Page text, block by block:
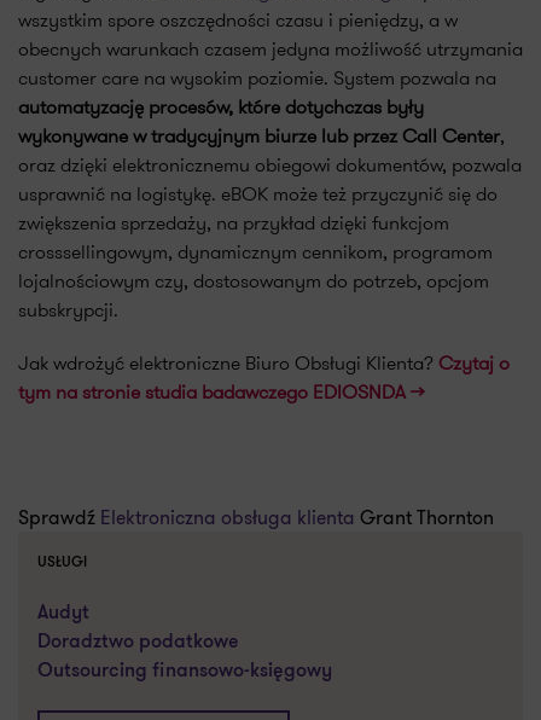
wszystkim spore oszczędności czasu i pieniędzy, a w
obecnych warunkach czasem jedyna możliwość utrzymania
customer care na wysokim poziomie. System pozwala na
automatyzację procesów, które dotychczas były
wykonywane w tradycyjnym biurze lub przez Call Center,
oraz dzięki elektronicznemu obiegowi dokumentów, pozwala
usprawnić na logistykę. eBOK może też przyczynić się do
zwiększenia sprzedaży, na przykład dzięki funkcjom
crosssellingowym, dynamicznym cennikom, programom
lojalnościowym czy, dostosowanym do potrzeb, opcjom
subskrypcji.
Jak wdrożyć elektroniczne Biuro Obsługi Klienta? Czytaj o
tym na stronie studia badawczego EDIOSNDA >>
Sprawdź Elektroniczna obsługa klienta Grant Thornton
USŁUGI
Audyt
Doradztwo podatkowe
Outsourcing finansowo-księgowy